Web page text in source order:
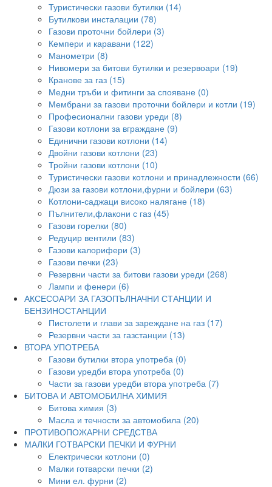
Туристически газови бутилки (14)
Бутилкови инсталации (78)
Газови проточни бойлери (3)
Кемпери и каравани (122)
Манометри (8)
Нивомери за битови бутилки и резервоари (19)
Кранове за газ (15)
Медни тръби и фитинги за спояване (0)
Мембрани за газови проточни бойлери и котли (19)
Професионални газови уреди (8)
Газови котлони за вграждане (9)
Единични газови котлони (14)
Двойни газови котлони (23)
Тройни газови котлони (10)
Туристически газови котлони и принадлежности (66)
Дюзи за газови котлони,фурни и бойлери (63)
Котлони-саджаци високо налягане (18)
Пълнители,флакони с газ (45)
Газови горелки (80)
Редуцир вентили (83)
Газови калорифери (3)
Газови печки (23)
Резервни части за битови газови уреди (268)
Лампи и фенери (6)
АКСЕСОАРИ ЗА ГАЗОПЪЛНАЧНИ СТАНЦИИ И
БЕНЗИНОСТАНЦИИ
Пистолети и глави за зареждане на газ (17)
Резервни части за газстанции (13)
ВТОРА УПОТРЕБА
Газови бутилки втора употреба (0)
Газови уредби втора употреба (0)
Части за газови уредби втора употреба (7)
БИТОВА И АВТОМОБИЛНА ХИМИЯ
Битова химия (3)
Масла и течности за автомобила (20)
ПРОТИВОПОЖАРНИ СРЕДСТВА
МАЛКИ ГОТВАРСКИ ПЕЧКИ И ФУРНИ
Електрически котлони (0)
Малки готварски печки (2)
Мини ел. фурни (2)